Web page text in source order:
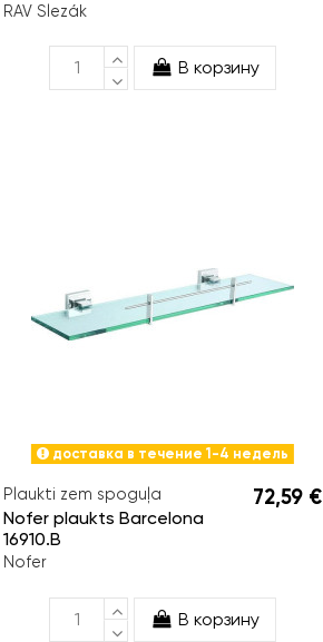
RAV Slezák
В корзину
доставка в течение 1-4 недель
Plaukti zem spoguļa
Nofer plaukts Barcelona
16910.В
Nofer
72,59 €
В корзину